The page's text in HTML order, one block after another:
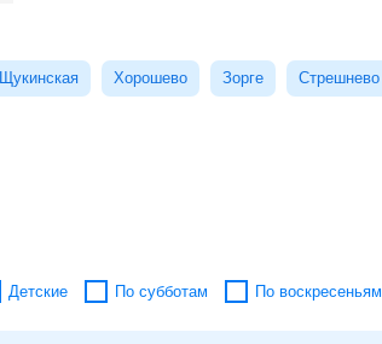
Щукинская Хорошево Зорге Стрешнево
Детские По субботам По воскресеньям